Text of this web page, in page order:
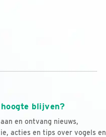
hoogte blijven?
en ontvang nieuws,
acties en tips over vogels en